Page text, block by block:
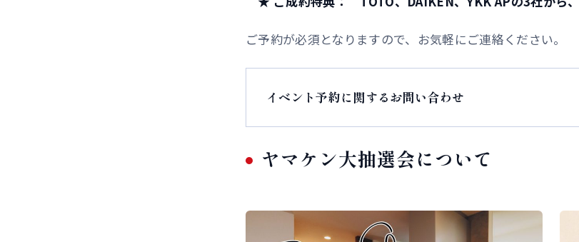
ご予約が必須となりますので、お気軽にご連絡ください。
イベント予約に関するお問い合わせ
ヤマケン大抽選会について